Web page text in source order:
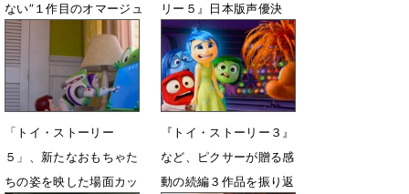
ない”１作目のオマージュ
入り本編シーン公開
6月26日 23時02分
リー５』日本版声優決
定、夢叶い「嬉しい」
5月18日 20時13分
「トイ・ストーリー
５」、新たなおもちゃた
ちの姿を映した場面カッ
『トイ・ストーリー３』
など、ピクサーが贈る感
動の続編３作品を振り返